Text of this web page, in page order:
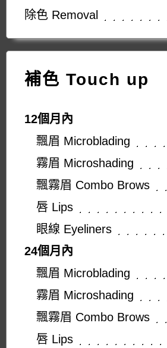
除色 Removal
補色 Touch up
12個月內
飄眉 Microblading
霧眉 Microshading
飄霧眉 Combo Brows
唇 Lips
眼線 Eyeliners
24個月內
飄眉 Microblading
霧眉 Microshading
飄霧眉 Combo Brows
唇 Lips